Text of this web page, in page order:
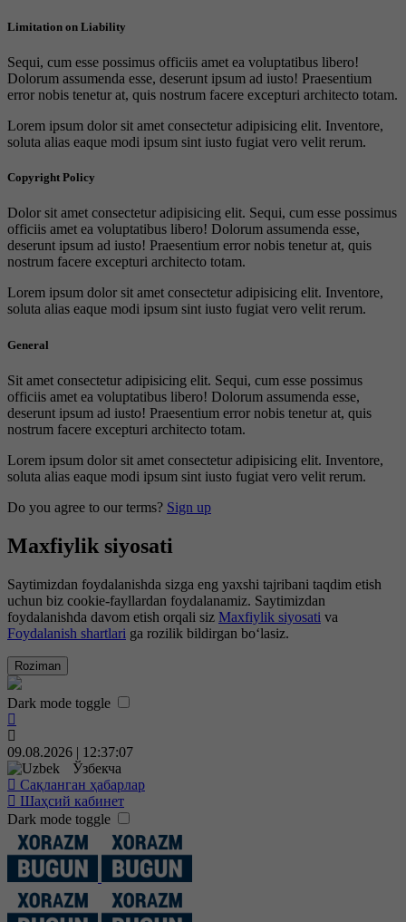
Limitation on Liability
Sequi, cum esse possimus officiis amet ea voluptatibus libero!
Dolorum assumenda esse, deserunt ipsum ad iusto! Praesentium
error nobis tenetur at, quis nostrum facere excepturi architecto totam.
Lorem ipsum dolor sit amet consectetur adipisicing elit. Inventore,
soluta alias eaque modi ipsum sint iusto fugiat vero velit rerum.
Copyright Policy
Dolor sit amet consectetur adipisicing elit. Sequi, cum esse possimus
officiis amet ea voluptatibus libero! Dolorum assumenda esse,
deserunt ipsum ad iusto! Praesentium error nobis tenetur at, quis
nostrum facere excepturi architecto totam.
Lorem ipsum dolor sit amet consectetur adipisicing elit. Inventore,
soluta alias eaque modi ipsum sint iusto fugiat vero velit rerum.
General
Sit amet consectetur adipisicing elit. Sequi, cum esse possimus
officiis amet ea voluptatibus libero! Dolorum assumenda esse,
deserunt ipsum ad iusto! Praesentium error nobis tenetur at, quis
nostrum facere excepturi architecto totam.
Lorem ipsum dolor sit amet consectetur adipisicing elit. Inventore,
soluta alias eaque modi ipsum sint iusto fugiat vero velit rerum.
Do you agree to our terms? Sign up
Maxfiylik siyosati
Saytimizdan foydalanishda sizga eng yaxshi tajribani taqdim etish
uchun biz cookie-fayllardan foydalanamiz. Saytimizdan
foydalanishda davom etish orqali siz Maxfiylik siyosati va
Foydalanish shartlari ga rozilik bildirgan bo‘lasiz.
Roziman
Dark mode toggle
09.08.2026 | 12:37:08
Ўзбекча
Сақланган ҳабарлар
Шаҳсий кабинет
Dark mode toggle